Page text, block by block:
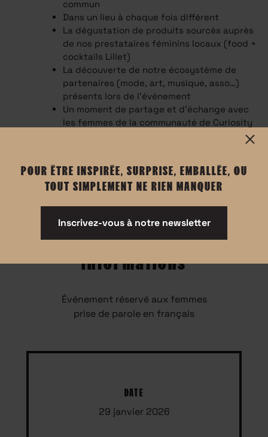
commun
Dans un lieu à chaque fois différent
La dégustation de produits sourcés auprès
de nos prestataires féminins locaux (food +
cocktails Lillet)
La découverte de notre écosystème de
partenaires (mode, art, musique, asso…)
présents lors de l'événement
Un moment de partage et d’échange avec
les femmes de la communauté de Curiosity
Informations
Événement réservé aux femmes
prise de parole en français
DATE
29 janvier 2026
POUR ÊTRE INSPIRÉE, SURPRISE, EMBALLÉE, OU
TOUT SIMPLEMENT NE RIEN MANQUER
Inscrivez-vous à notre newsletter